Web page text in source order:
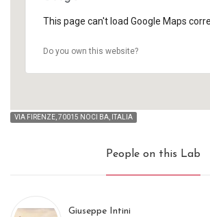
This page can't load Google Maps
Do you own this website?
VIA FIRENZE, 70015 NOCI BA, ITALIA
People on this Lab
Giuseppe Intini